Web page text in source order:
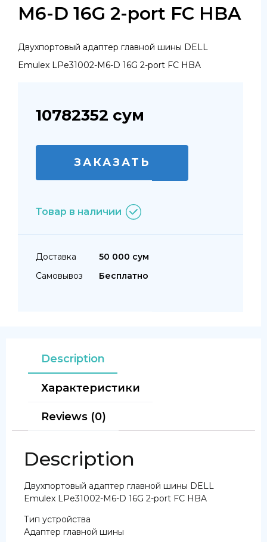
M6-D 16G 2-port FC HBA
Двухпортовый адаптер главной шины DELL
Emulex LPe31002-M6-D 16G 2-port FC HBA
10782352 сум
ЗАКАЗАТЬ
Товар в наличии
Доставка
50 000 сум
Самовывоз
Бесплатно
Description
Характеристики
Reviews (0)
Description
Двухпортовый адаптер главной шины DELL
Emulex LPe31002-M6-D 16G 2-port FC HBA
Тип устройства
Адаптер главной шины